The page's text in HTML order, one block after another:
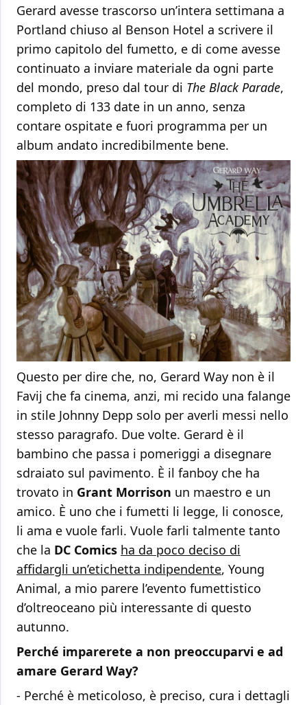
Gerard avesse trascorso un’intera settimana a
Portland chiuso al Benson Hotel a scrivere il
primo capitolo del fumetto, e di come avesse
continuato a inviare materiale da ogni parte
del mondo, preso dal tour di The Black Parade,
completo di 133 date in un anno, senza
contare ospitate e fuori programma per un
album andato incredibilmente bene.
Questo per dire che, no, Gerard Way non è il
Favij che fa cinema, anzi, mi recido una falange
in stile Johnny Depp solo per averli messi nello
stesso paragrafo. Due volte. Gerard è il
bambino che passa i pomeriggi a disegnare
sdraiato sul pavimento. È il fanboy che ha
trovato in Grant Morrison un maestro e un
amico. È uno che i fumetti li legge, li conosce,
li ama e vuole farli. Vuole farli talmente tanto
che la DC Comics ha da poco deciso di
affidargli un’etichetta indipendente, Young
Animal, a mio parere l’evento fumettistico
d’oltreoceano più interessante di questo
autunno.
Perché imparerete a non preoccuparvi e ad
amare Gerard Way?
- Perché è meticoloso, è preciso, cura i dettagli